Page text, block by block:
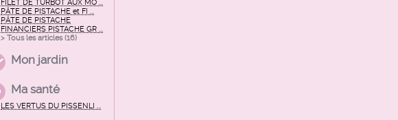
FILET DE TURBOT AUX MO ...
PÂTE DE PISTACHE et FI ...
PÂTE DE PISTACHE
FINANCIERS PISTACHE GR ...
> Tous les articles (16)
Mon jardin
Ma santé
LES VERTUS DU PISSENLI ...